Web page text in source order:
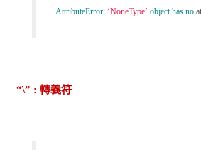
AttributeError: ‘NoneType’ object has no
“\” : 轉義符